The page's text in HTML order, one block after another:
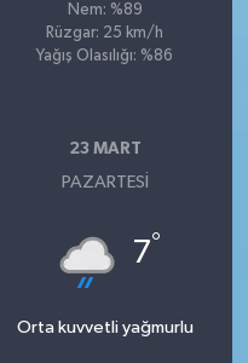
Nem: %89
Rüzgar: 25 km/h
Yağış Olasılığı: %86
23 MART
PAZARTESI
7°
Orta kuvvetli yağmurlu